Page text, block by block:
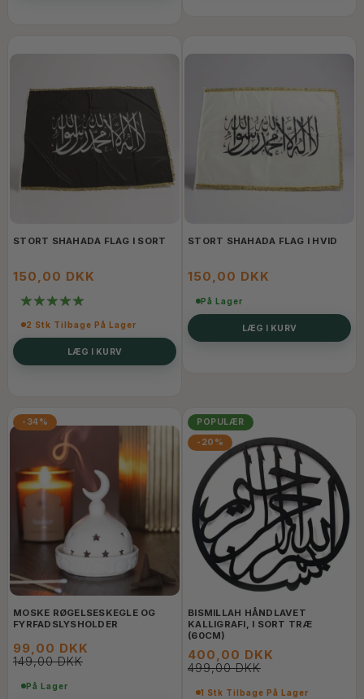
STORT SHAHADA FLAG I SORT
150,00 DKK
2 Stk Tilbage På Lager
LÆG I KURV
STORT SHAHADA FLAG I HVID
150,00 DKK
På Lager
LÆG I KURV
-34%
MOSKE RØGELSESKEGLE OG
FYRFADSLYSHOLDER
99,00 DKK
149,00 DKK
På Lager
POPULÆR
-20%
BISMILLAH HÅNDLAVET
KALLIGRAFI, I SORT TRÆ
(60CM)
400,00 DKK
499,00 DKK
1 Stk Tilbage På Lager